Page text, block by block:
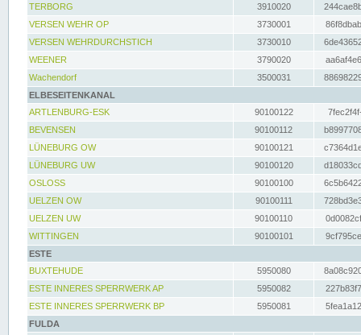
TERBORG
3910020
VERSEN WEHR OP
3730001
VERSEN WEHRDURCHSTICH
3730010
WEENER
3790020
Wachendorf
3500031
ELBESEITENKANAL
ARTLENBURG-ESK
90100122
BEVENSEN
90100112
LÜNEBURG OW
90100121
LÜNEBURG UW
90100120
OSLOSS
90100100
UELZEN OW
90100111
UELZEN UW
90100110
WITTINGEN
90100101
ESTE
BUXTEHUDE
5950080
ESTE INNERES SPERRWERK AP
5950082
ESTE INNERES SPERRWERK BP
5950081
FULDA